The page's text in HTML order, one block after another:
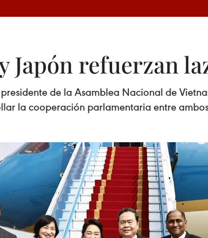
Japón refuerzan
de la Asamblea Nacional de
la cooperación parlamentaria entre